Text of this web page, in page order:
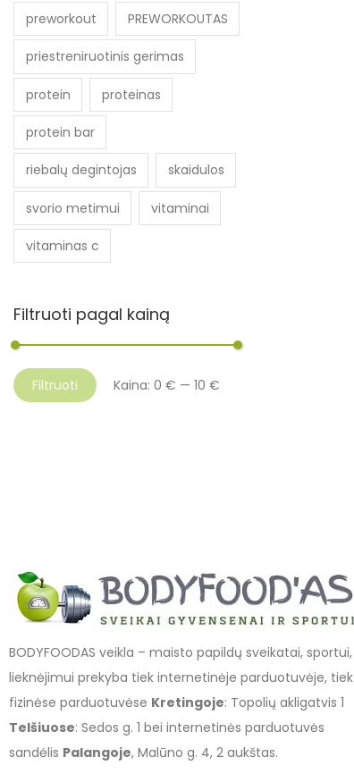
preworkout PREWORKOUTAS
priestreniruotinis gerimas
protein proteinas
protein bar
riebalų degintojas skaidulos
svorio metimui vitaminai
vitaminas c
Filtruoti pagal kainą
Filtruoti Kaina: 0 € — 10 €
BODYFOODAS veikla – maisto papildų sveikatai, sportui,
lieknėjimui prekyba tiek internetinėje parduotuvėje, tiek
fizinėse parduotuvėse Kretingoje: Topolių akligatvis 1
Telšiuose: Sedos g. 1 bei internetinės parduotuvės
sandėlis Palangoje, Malūno g. 4, 2 aukštas.